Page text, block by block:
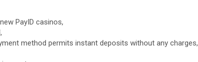
PayID casinos,
method permits instant deposits without any charges,